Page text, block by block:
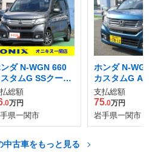
ダ N-WGN 660
タムG SSクール
ケージ
総額
.0万円
県一関市
ホンダ N-
カスタムG A
ージ 4WD
支払総額
75.0万円
岩手県一関市
中古車をもっと見る